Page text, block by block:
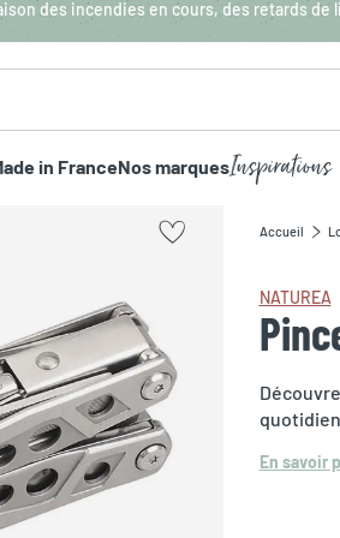
des incendies en cours, des retards de
in FranceNos marquesInspirations
Accueil
NATUREA
En savoir